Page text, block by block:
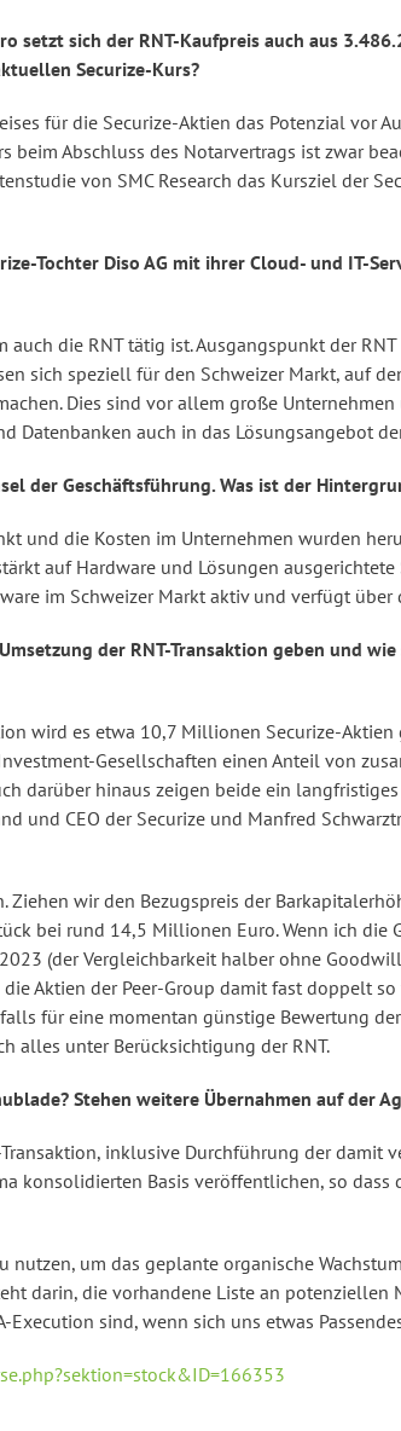
sich der RNT-Kaufpreis auch aus
Securize-Kurs?
für die Securize-Aktien das Potenzial vor
Abschluss des Notarvertrags ist zwar
von SMC Research das Kursziel der
Tochter Diso AG mit ihrer Cloud- und IT-
die RNT tätig ist. Ausgangspunkt der
sich speziell für den Schweizer Markt, auf
Dies sind vor allem große
Datenbanken auch in das Lösungsangebot
der Geschäftsführung. Was ist der
und die Kosten im Unternehmen wurden
auf Hardware und Lösungen
im Schweizer Markt aktiv und verfügt
der RNT-Transaktion geben und
wird es etwa 10,7 Millionen Securize-Aktien
Gesellschaften einen Anteil von
darüber hinaus zeigen beide ein
und CEO der Securize und Manfred
Ziehen wir den Bezugspreis der
bei rund 14,5 Millionen Euro. Wenn ich die
(der Vergleichbarkeit halber ohne
Aktien der Peer-Group damit fast doppelt
für eine momentan günstige Bewertung
alles unter Berücksichtigung der RNT.
Stehen weitere Übernahmen auf der
inklusive Durchführung der damit
konsolidierten Basis veröffentlichen, so dass
nutzen, um das geplante organische
darin, die vorhandene Liste an potenziellen
sind, wenn sich uns etwas